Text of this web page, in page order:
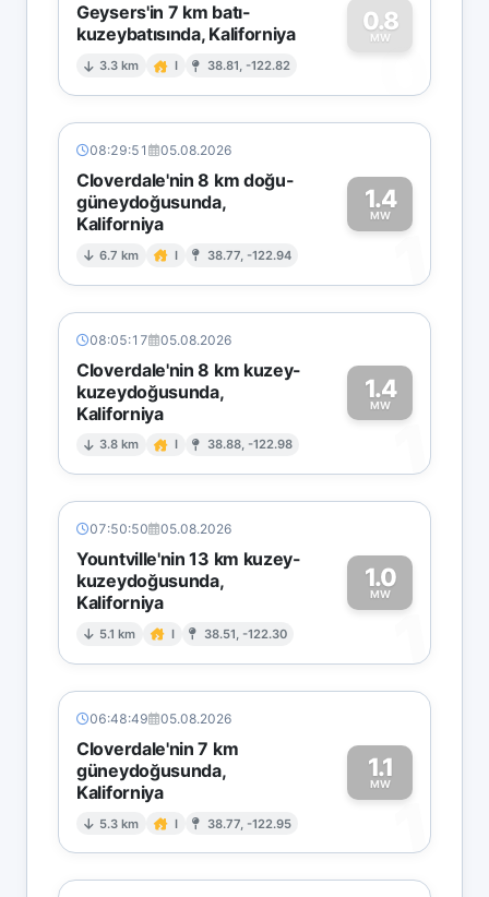
Geysers'in 7 km batı-
kuzeybatısında, Kaliforniya
3.3 km I 38.81, -122.82
0.8
MW
0
08:29:51 05.08.2026
Cloverdale'nin 8 km doğu-
güneydoğusunda,
Kaliforniya
6.7 km I 38.77, -122.94
1.4
MW
1
08:05:17 05.08.2026
Cloverdale'nin 8 km kuzey-
kuzeydoğusunda,
Kaliforniya
3.8 km I 38.88, -122.98
1.4
MW
1
07:50:50 05.08.2026
Yountville'nin 13 km kuzey-
kuzeydoğusunda,
Kaliforniya
5.1 km I 38.51, -122.30
1.0
MW
1
06:48:49 05.08.2026
Cloverdale'nin 7 km
güneydoğusunda,
Kaliforniya
5.3 km I 38.77, -122.95
1.1
MW
1